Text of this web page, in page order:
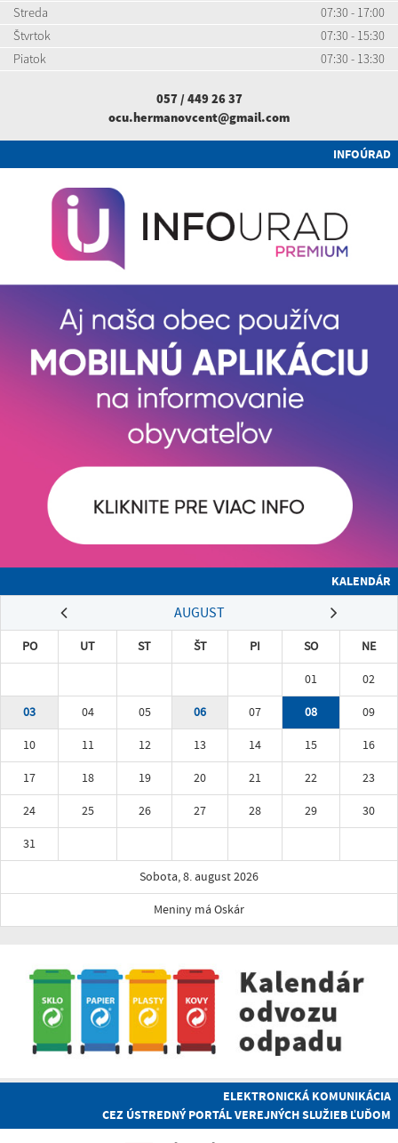
Streda
07:30 - 17:00
Štvrtok
07:30 - 15:30
Piatok
07:30 - 13:30
057 / 449 26 37
ocu.hermanovcent@gmail.com
INFOÚRAD
KALENDÁR
AUGUST
PO UT ST ŠT PI SO
NE
01
02
03
04 05 06 07 08
09
10
11 12 13 14 15
16
17
18 19 20 21 22
23
24
25 26 27 28 29
30
31
Sobota, 8. august 2026
Meniny má Oskár
ELEKTRONICKÁ KOMUNIKÁCIA
CEZ ÚSTREDNÝ PORTÁL VEREJNÝCH SLUŽIEB ĽUĎOM